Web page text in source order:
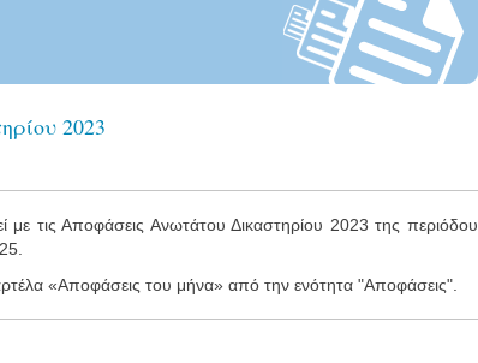
2023
τις Αποφάσεις Ανωτάτου Δικαστηρίου 2023 της περιόδου
«Αποφάσεις του μήνα» από την ενότητα "Αποφάσεις".